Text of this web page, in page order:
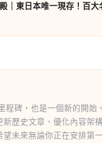
｜東日本唯一現存！百
程碑，也是一個新的開始
新歷史文章、優化內容架
望未來無論你正在安排第